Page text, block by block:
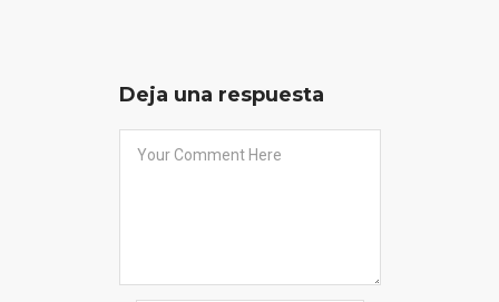
Deja una respuesta